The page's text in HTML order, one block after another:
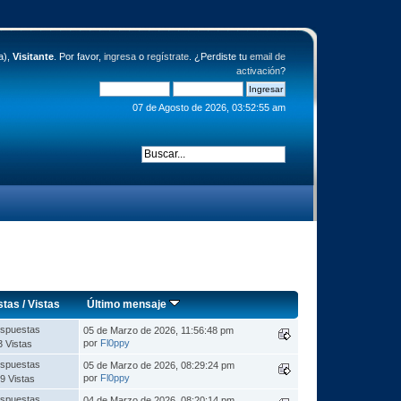
Visitante. Por favor, ingresao regístrate. ¿Perdiste tu email de
activación?
07 de Agosto de 2026, 03:52:55 am
/Vistas Último mensaje
Vistas
05 de Marzo de 2026, 11:56:48 pm
por Fl0ppy
Vistas
05 de Marzo de 2026, 08:29:24 pm
por Fl0ppy